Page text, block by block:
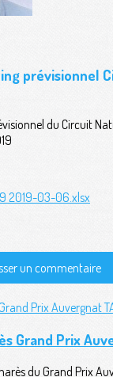
prévisionnel
du Circuit
2019-03-06.xlsx
un commentaire
Grand Prix
du Grand Prix